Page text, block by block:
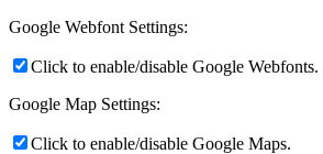
Google Webfont Settings:
Click to enable/disable Google Webfonts.
Google Map Settings:
Click to enable/disable Google Maps.